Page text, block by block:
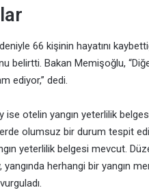
66 kişinin hayatını
belirtti. Bakan Memişoğlu,
ediyor,” dedi.
ise otelin yangın yeterlilik
olumsuz bir durum tespit
yeterlilik belgesi mevcut.
herhangi bir yangın